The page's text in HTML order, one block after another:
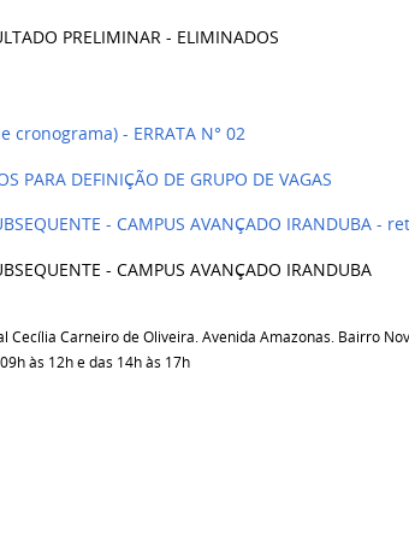
PRELIMINAR - ELIMINADOS
cronograma) - ERRATA N° 02
PARA DEFINIÇÃO DE GRUPO DE VAGAS
- CAMPUS AVANÇADO IRANDUBA -
- CAMPUS AVANÇADO IRANDUBA
Cecília Carneiro de Oliveira. Avenida Amazonas. Bairro
às 12h e das 14h às 17h